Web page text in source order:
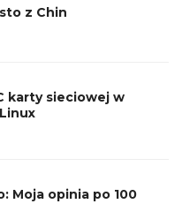
z Chin
karty sieciowej w
Moja opinia po 100